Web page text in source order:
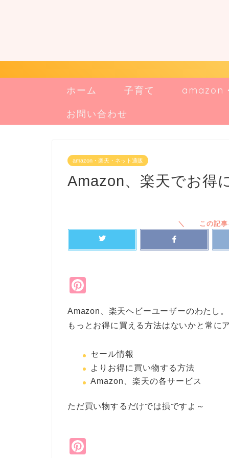
ホーム 子育て amazon
お問い合わせ
amazon・楽天・ネット通販
Amazon、楽天でお得
er
e
st
Amazon、楽天ヘビーユーザーのわたし。
もっとお得に買える方法はないかと常に
セール情報
よりお得に買い物する方法
Amazon、楽天の各サービス
ただ買い物するだけでは損ですよ～